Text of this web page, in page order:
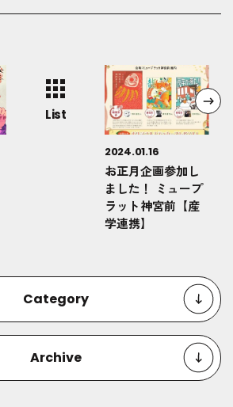
List
2024.01.16
お正月企画参加し
ました！ ミュープ
ラット神宮前【産
学連携】
Category
Archive